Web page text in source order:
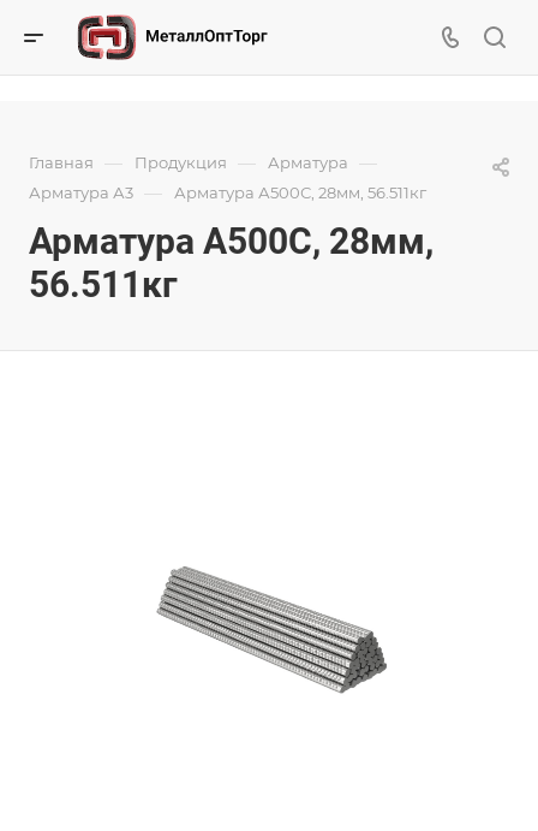
Главная — Продукция — Арматура —
Арматура А3 — Арматура А500С, 28мм, 56.511кг
Арматура А500С, 28мм,
56.511кг